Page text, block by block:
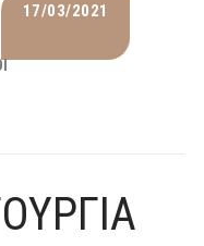
17/03/2021